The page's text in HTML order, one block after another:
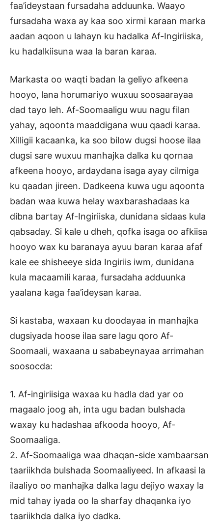
faa’ideystaan fursadaha adduunka. Waayo
fursadaha waxa ay kaa soo xirmi karaan marka
aadan aqoon u lahayn ku hadalka Af-Ingiriiska,
ku hadalkiisuna waa la baran karaa.
Markasta oo waqti badan la geliyo afkeena
hooyo, lana horumariyo wuxuu soosaarayaa
dad tayo leh. Af-Soomaaligu wuu nagu filan
yahay, aqoonta maaddigana wuu qaadi karaa.
Xilligii kacaanka, ka soo bilow dugsi hoose ilaa
dugsi sare wuxuu manhajka dalka ku qornaa
afkeena hooyo, ardaydana isaga ayay cilmiga
ku qaadan jireen. Dadkeena kuwa ugu aqoonta
badan waa kuwa helay waxbarashadaas ka
dibna bartay Af-Ingiriiska, dunidana sidaas kula
qabsaday. Si kale u dheh, qofka isaga oo afkiisa
hooyo wax ku baranaya ayuu baran karaa afaf
kale ee shisheeye sida Ingiriis iwm, dunidana
kula macaamili karaa, fursadaha adduunka
yaalana kaga faa’ideysan karaa.
Si kastaba, waxaan ku doodayaa in manhajka
dugsiyada hoose ilaa sare lagu qoro Af-
Soomaali, waxaana u sababeynayaa arrimahan
soosocda:
1. Af-ingiriisiga waxaa ku hadla dad yar oo
magaalo joog ah, inta ugu badan bulshada
waxay ku hadashaa afkooda hooyo, Af-
Soomaaliga.
2. Af-Soomaaliga waa dhaqan-side xambaarsan
taariikhda bulshada Soomaaliyeed. In afkaasi la
ilaaliyo oo manhajka dalka lagu dejiyo waxay la
mid tahay iyada oo la sharfay dhaqanka iyo
taariikhda dalka iyo dadka.